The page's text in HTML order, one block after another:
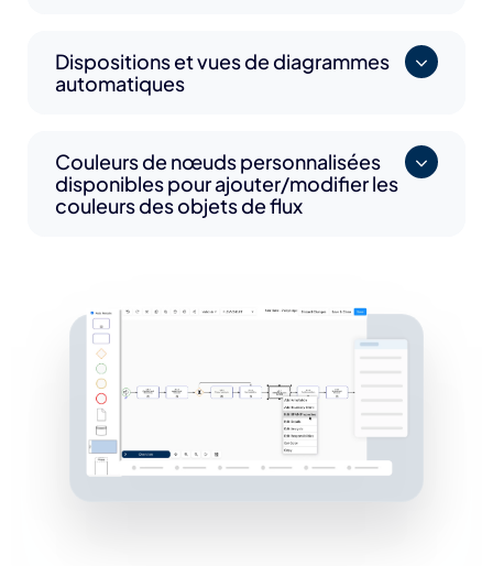
Dispositions et vues de diagrammes
automatiques
Couleurs de nœuds personnalisées
disponibles pour ajouter/modifier les
couleurs des objets de flux